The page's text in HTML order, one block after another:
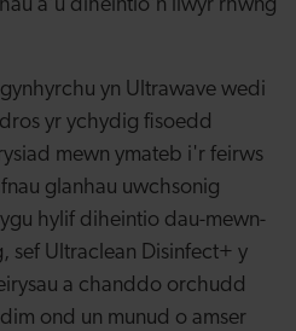
a'u diheintio'n llwyr rhwng
yn Ultrawave wedi
yr ychydig fisoedd
mewn ymateb i'r feirws
glanhau uwchsonig
hylif diheintio dau-mewn-
sef Ultraclean Disinfect+ y
a chanddo orchudd
ond un munud o amser